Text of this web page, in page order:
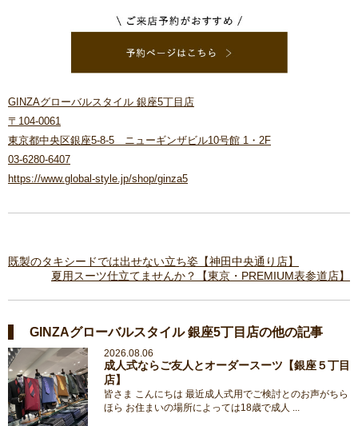
GINZAグローバルスタイル 銀座5丁目店
〒104-0061
東京都中央区銀座5-8-5 ニューギンザビル10号館 1・2F
03-6280-6407
https://www.global-style.jp/shop/ginza5
既製のタキシードでは出せない立ち姿【神田中央通り店】
夏用スーツ仕立てませんか？【東京・PREMIUM表参道店】
GINZAグローバルスタイル 銀座5丁目店の他の記事
2026.08.06
成人式ならご友人とオーダースーツ【銀座５丁目
店】
皆さま こんにちは 最近成人式用でご検討とのお声がちら
ほら お住まいの場所によっては18歳で成人 ...